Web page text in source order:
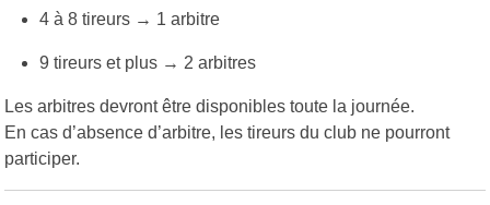
4 à 8 tireurs → 1 arbitre
9 tireurs et plus → 2 arbitres
Les arbitres devront être disponibles toute la journée.
En cas d’absence d’arbitre, les tireurs du club ne pourront
participer.